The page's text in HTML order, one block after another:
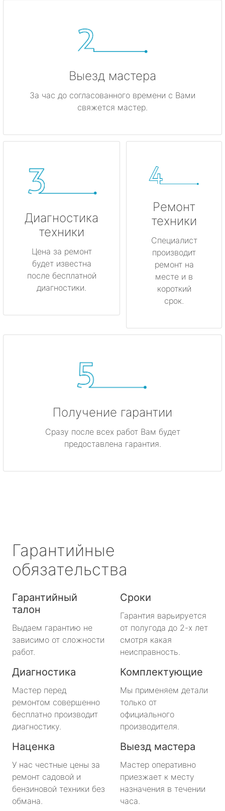
Выезд мастера
За час до согласованного времени с Вами
свяжется мастер.
Диагностика
техники
Цена за ремонт
будет известна
после бесплатной
диагностики.
Ремонт
техники
Специалист
производит
ремонт на
месте и в
короткий
срок.
Получение гарантии
Сразу после всех работ Вам будет
предоставлена гарантия.
Гарантийные
обязательства
Гарантийный
талон
Выдаем гарантию не
зависимо от сложности
работ.
Сроки
Гарантия варьируется
от полугода до 2-х лет
смотря какая
неисправность.
Диагностика
Мастер перед
ремонтом совершенно
бесплатно производит
диагностику.
Комплектующие
Мы применяем детали
только от
официального
производителя.
Наценка
У нас честные цены за
ремонт садовой и
бензиновой техники без
обмана.
Выезд мастера
Мастер оперативно
приезжает к месту
назначения в течении
часа.